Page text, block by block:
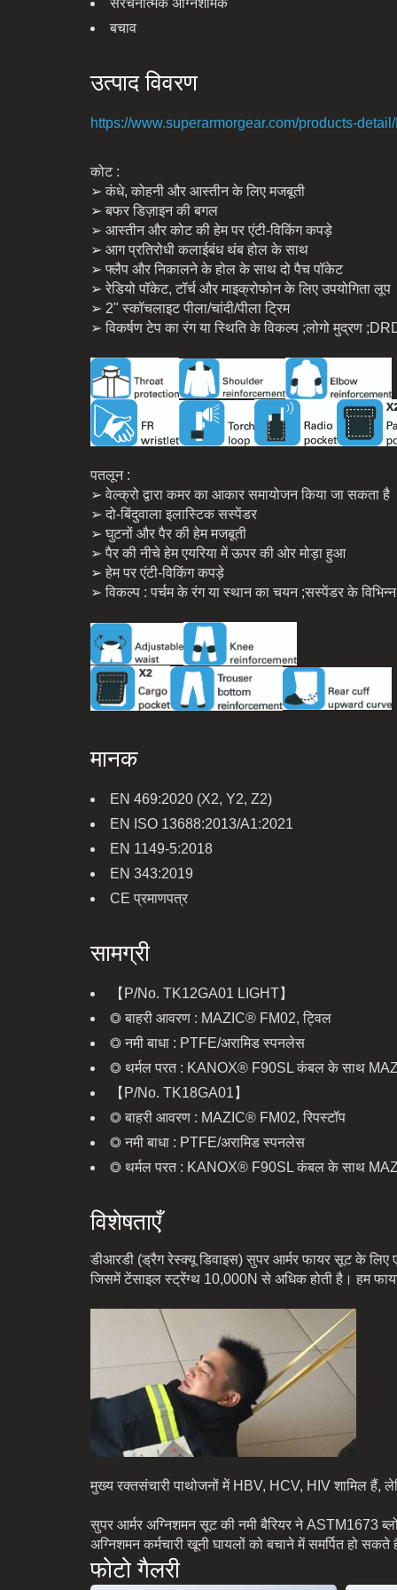
संरचनात्मक अग्निशामक
बचाव
उत्पाद विवरण
https://www.superarmorgear.com/products-
कोट :
➢ कंधे, कोहनी और आस्तीन के लिए मजबूती
➢ बफर डिज़ाइन की बगल
➢ आस्तीन और कोट की हेम पर एंटी-विकिंग कपड़े
➢ आग प्रतिरोधी कलाईबंध थंब होल के साथ
➢ फ्लैप और निकालने के होल के साथ दो पैच पॉकेट
➢ रेडियो पॉकेट, टॉर्च और माइक्रोफोन के लिए उपयोगिता लूप
➢ 2" स्कॉचलाइट पीला/चांदी/पीला ट्रिम
➢ विकर्षण टेप का रंग या स्थिति के विकल्प ;लोगो मुद्रण
पतलून :
➢ वेल्क्रो द्वारा कमर का आकार समायोजन किया जा सकता है
➢ दो-बिंदुवाला इलास्टिक सस्पेंडर
➢ घुटनों और पैर की हेम मजबूती
➢ पैर की नीचे हेम एयरिया में ऊपर की ओर मोड़ा हुआ
➢ हेम पर एंटी-विकिंग कपड़े
➢ विकल्प : पर्चम के रंग या स्थान का चयन ;सस्पेंडर के
मानक
EN 469:2020 (X2, Y2, Z2)
EN ISO 13688:2013/A1:2021
EN 1149-5:2018
EN 343:2019
CE प्रमाणपत्र
सामग्री
【P/No. TK12GA01 LIGHT】
◎ बाहरी आवरण : MAZIC® FM02, ट्विल
◎ नमी बाधा : PTFE/अरामिड स्पनलेस
◎ थर्मल परत : KANOX® F90SL कंबल के साथ
【P/No. TK18GA01】
◎ बाहरी आवरण : MAZIC® FM02, रिपस्टॉप
◎ नमी बाधा : PTFE/अरामिड स्पनलेस
◎ थर्मल परत : KANOX® F90SL कंबल के साथ
विशेषताएँ
डीआरडी (ड्रैग रेस्क्यू डिवाइस) सुपर आर्मर फायर सूट के
जिसमें टेंसाइल स्ट्रेंग्थ 10,000N से अधिक होती है। हम
मुख्य रक्तसंचारी पाथोजनों में HBV, HCV, HIV शामिल हैं,
सुपर आर्मर अग्निशमन सूट की नमी बैरियर ने ASTM1673
अग्निशमन कर्मचारी खूनी घायलों को बचाने में समर्पित हो सकते
फोटो गैलरी